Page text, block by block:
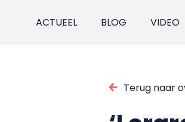
ACTUEEL BLOG VIDEO
Terug naar